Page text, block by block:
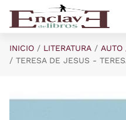
Saltar al contenido principal
INICIO LITERATURA
AUTO
TERESA DE JESUS -